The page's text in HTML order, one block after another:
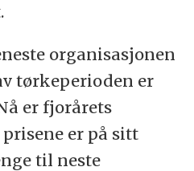
organisasjonen
tørkeperioden er
er fjorårets
er på sitt
til neste